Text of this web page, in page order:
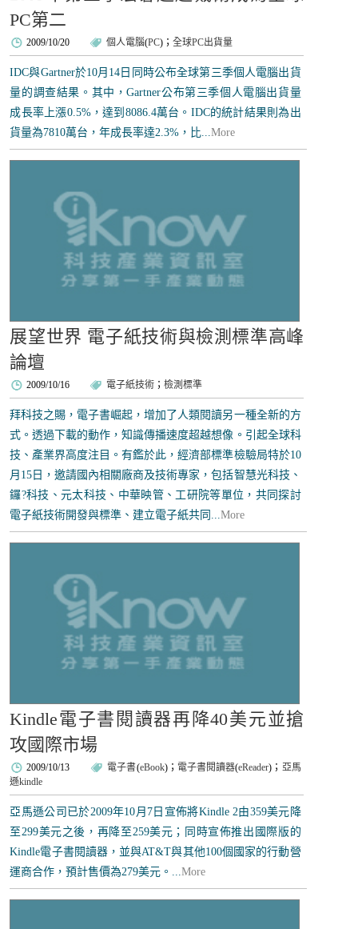
PC第二
2009/10/20 個人電腦(PC)；全球PC出貨量
IDC與Gartner於10月14日同時公布全球第三季個人電腦出貨
量的調查結果。其中，Gartner公布第三季個人電腦出貨量
成長率上漲0.5%，達到8086.4萬台。IDC的統計結果則為出
貨量為7810萬台，年成長率達2.3%，比...More
展望世界 電子紙技術與檢測標準高峰
論壇
2009/10/16 電子紙技術 ；檢測標準
拜科技之賜，電子書崛起，增加了人類閱讀另一種全新的方
式。透過下載的動作，知識傳播速度超越想像。引起全球科
技、產業界高度注目。有鑑於此，經濟部標準檢驗局特於10
月15日，邀請國內相關廠商及技術專家，包括智慧光科技、
鑼?科技、元太科技、中華映管、工研院等單位，共同探討
電子紙技術開發與標準、建立電子紙共同...More
Kindle電子書閱讀器再降40美元並搶
攻國際市場
2009/10/13 電子書(eBook)； 電子書閱讀器(eReader)； 亞馬
遜kindle
亞馬遜公司已於2009年10月7日宣佈將Kindle 2由359美元降
至299美元之後，再降至259美元；同時宣佈推出國際版的
Kindle電子書閱讀器，並與AT&T與其他100個國家的行動營
運商合作，預計售價為279美元。...More